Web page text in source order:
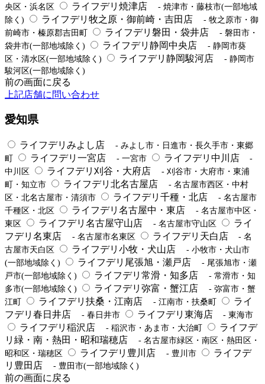
央区・浜名区
ライフデリ焼津店
- 焼津市・藤枝市(一部地域
除く)
ライフデリ牧之原・御前崎・吉田店
- 牧之原市・御
前崎市・榛原郡吉田町
ライフデリ磐田・袋井店
- 磐田市・
袋井市(一部地域除く)
ライフデリ静岡中央店
- 静岡市葵
区・清水区(一部地域除く)
ライフデリ静岡駿河店
- 静岡市
駿河区(一部地域除く)
前の画面に戻る
上記店舗に問い合わせ
愛知県
ライフデリみよし店
- みよし市・日進市・長久手市・東郷
町
ライフデリ一宮店 - 一宮市 ライフデリ中川店
-
中川区
ライフデリ刈谷・大府店
- 刈谷市・大府市・東浦
町・知立市
ライフデリ北名古屋店
- 名古屋市西区・中村
区・北名古屋市・清須市
ライフデリ千種・北店
- 名古屋市
千種区・北区
ライフデリ名古屋中・東店
- 名古屋市中区・
東区
ライフデリ名古屋守山店 - 名古屋市守山区
ライ
フデリ名東店
- 名古屋市名東区 ライフデリ天白店
- 名
古屋市天白区
ライフデリ小牧・犬山店
- 小牧市・犬山市
(一部地域除く)
ライフデリ尾張旭・瀬戸店
- 尾張旭市・瀬
戸市(一部地域除く)
ライフデリ常滑・知多店
- 常滑市・知
多市(一部地域除く)
ライフデリ弥富・蟹江店
- 弥富市・蟹
江町
ライフデリ扶桑・江南店 - 江南市・扶桑町
ライ
フデリ春日井店
- 春日井市 ライフデリ東海店 - 東海市
ライフデリ稲沢店 - 稲沢市・あま市・大治町
ライフデ
リ緑・南・熱田・昭和瑞穂店
- 名古屋市緑区・南区・熱田区・
昭和区・瑞穂区
ライフデリ豊川店 - 豊川市
ライフデ
リ豊田店
- 豊田市(一部地域除く)
前の画面に戻る